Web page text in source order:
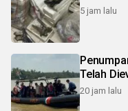
5 jam lalu
Telah
20 jam lalu